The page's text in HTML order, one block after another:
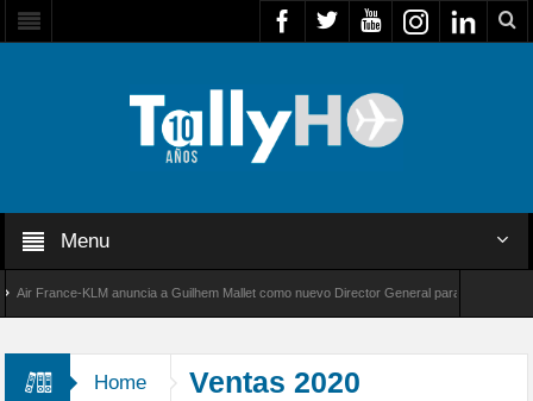
Menu
France-KLM anuncia a Guilhem Mallet como nuevo Director General para América Latina
Home Ventas 2020